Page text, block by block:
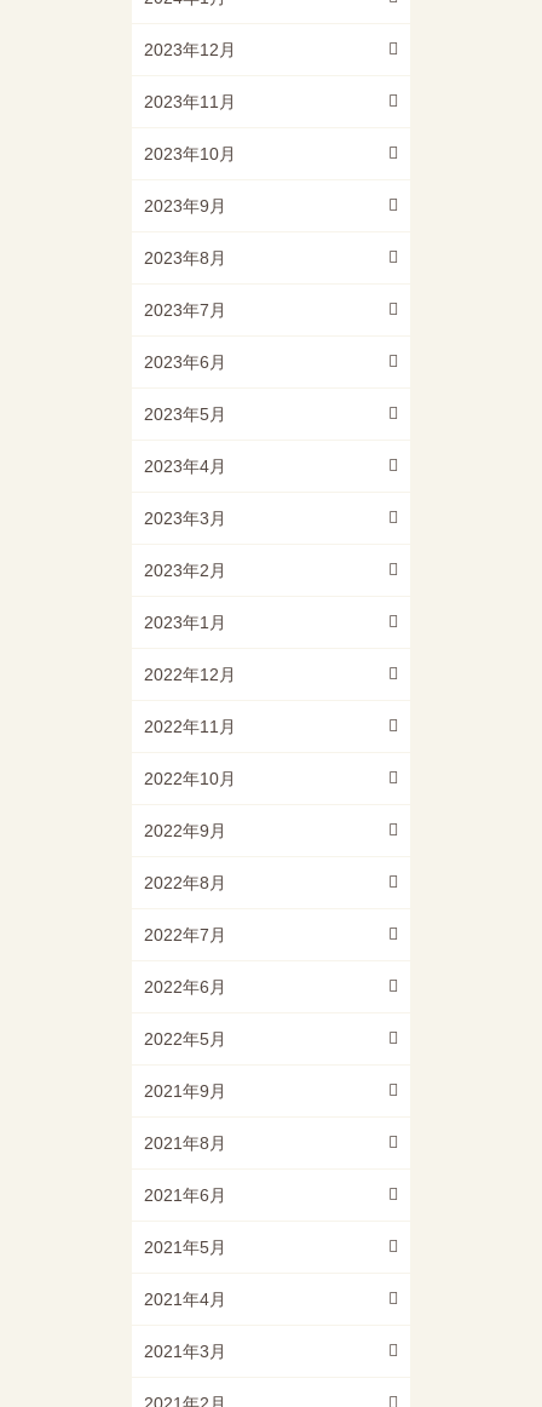
2023年12月
2023年11月
2023年10月
2023年9月
2023年8月
2023年7月
2023年6月
2023年5月
2023年4月
2023年3月
2023年2月
2023年1月
2022年12月
2022年11月
2022年10月
2022年9月
2022年8月
2022年7月
2022年6月
2022年5月
2021年9月
2021年8月
2021年6月
2021年5月
2021年4月
2021年3月